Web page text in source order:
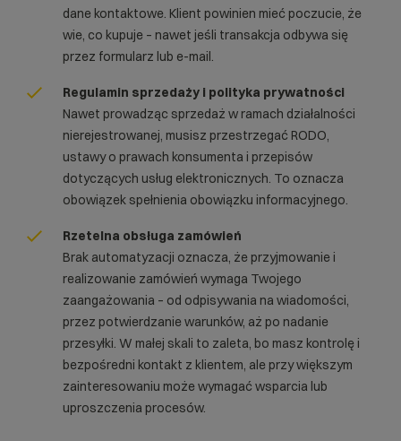
dane kontaktowe. Klient powinien mieć poczucie, że
wie, co kupuje – nawet jeśli transakcja odbywa się
przez formularz lub e-mail.
Regulamin sprzedaży i polityka prywatności
Nawet prowadząc sprzedaż w ramach działalności
nierejestrowanej, musisz przestrzegać RODO,
ustawy o prawach konsumenta i przepisów
dotyczących usług elektronicznych. To oznacza
obowiązek spełnienia obowiązku informacyjnego.
Rzetelna obsługa zamówień
Brak automatyzacji oznacza, że przyjmowanie i
realizowanie zamówień wymaga Twojego
zaangażowania – od odpisywania na wiadomości,
przez potwierdzanie warunków, aż po nadanie
przesyłki. W małej skali to zaleta, bo masz kontrolę i
bezpośredni kontakt z klientem, ale przy większym
zainteresowaniu może wymagać wsparcia lub
uproszczenia procesów.